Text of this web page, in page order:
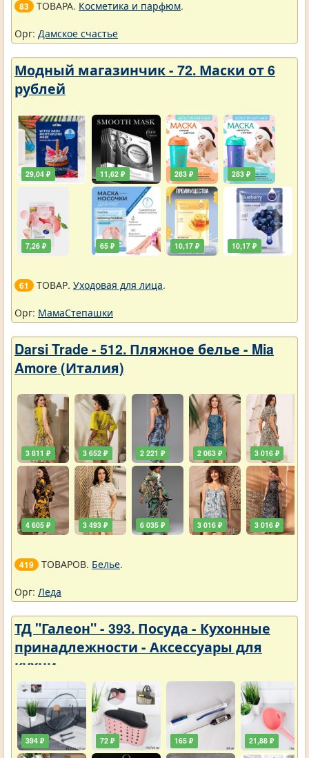
83 ТОВАРА. Косметика и парфюм.
Орг: Дамское счастье
Модный магазинчик - 72. Маски от 6
рублей
29,04 ₽
7,26 ₽
11,62 ₽
65 ₽
283 ₽
10,17 ₽
283 ₽
10,17 ₽
61 ТОВАР. Уходовая для лица.
Орг: МамаСтепашки
Darsi Trade - 512. Пляжное белье - Mia
Amore (Италия)
3 811 ₽
4 605 ₽
3 652 ₽
3 493 ₽
2 221 ₽
6 035 ₽
2 063 ₽
3 016 ₽
3 016 ₽
3 016 ₽
419 ТОВАРОВ. Белье.
Орг: Леда
ТД "Галеон" - 393. Посуда - Кухонные
принадлежности - Аксессуары для
кухни
394 ₽ 72 ₽ 165 ₽ 21,88 ₽